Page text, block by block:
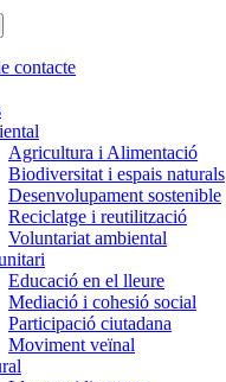
contacte
Agricultura i Alimentació
Biodiversitat i espais naturals
Desenvolupament sostenible
Reciclatge i reutilització
Voluntariat ambiental
Educació en el lleure
Mediació i cohesió social
Participació ciutadana
Moviment veïnal